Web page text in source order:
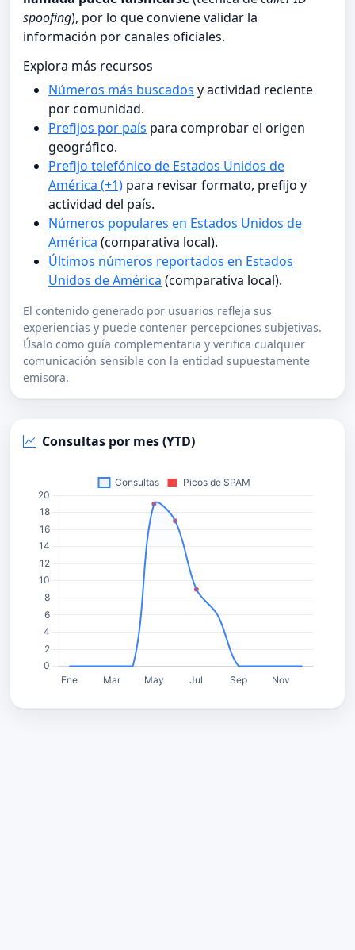
spoofing), por lo que conviene validar la
información por canales oficiales.
Explora más recursos
Números más buscados y actividad reciente
por comunidad.
Prefijos por país para comprobar el origen
geográfico.
Prefijo telefónico de Estados Unidos de
América (+1) para revisar formato, prefijo y
actividad del país.
Números populares en Estados Unidos de
América (comparativa local).
Últimos números reportados en Estados
Unidos de América (comparativa local).
El contenido generado por usuarios refleja sus
experiencias y puede contener percepciones subjetivas.
Úsalo como guía complementaria y verifica cualquier
comunicación sensible con la entidad supuestamente
emisora.
Consultas por mes (YTD)